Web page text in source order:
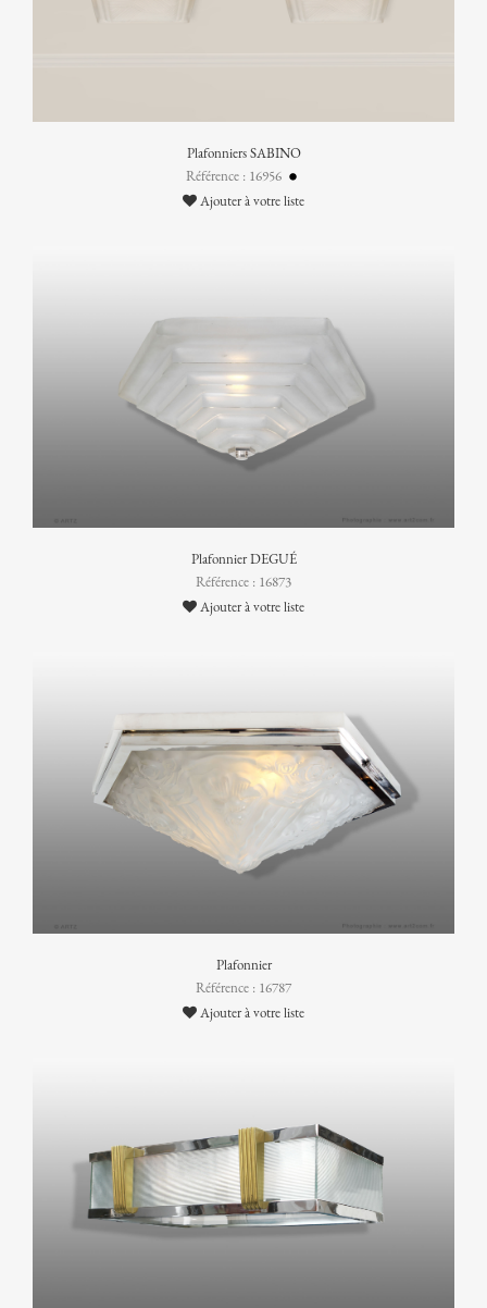
Plafonniers SABINO
Référence : 16956
Ajouter à votre liste
Plafonnier DEGUÉ
Référence : 16873
Ajouter à votre liste
Plafonnier
Référence : 16787
Ajouter à votre liste